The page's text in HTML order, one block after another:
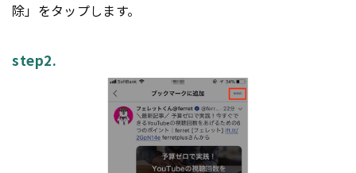
除」をタップします。
step2.